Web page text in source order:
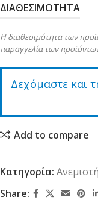
ΔΙΑΘΕΣΙΜΟΤΗΤΑ
Η διαθεσιμότητα των
παραγγελία των
Δεχόμαστε και
Add to compare
Κατηγορία:
Share: